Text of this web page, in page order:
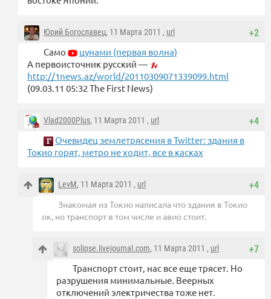
+2
Юрий Богославец, 11 Марта 2011 , url
Само
цунами (первая волна)
А первоисточник русский —
http://1news.az/world/20110309071339099.html
(09.03.11 05:32 The First News)
+4
Vlad2000Plus, 11 Марта 2011 , url
Очевидец землетрясения в Twitter: здания в
Токио горят, метро не ходит, все в касках
+4
LevM, 11 Марта 2011 , url
Знакомая из Токио написала что здания в Токио
ок, но транспорт в том числе и авио стоит.
+7
solipse.livejournal.com, 11 Марта 2011 , url
Транспорт стоит, нас все еще трясет. Но
разрушения минимальные. Веерных
отключений электричества тоже нет.